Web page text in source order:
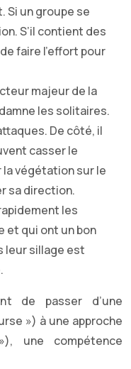
Si un groupe se
S’il contient des
faire l’effort pour
majeur de la
les solitaires.
De côté, il
casser le
la végétation sur le
sa direction.
les
et qui ont un bon
leur sillage est
de passer d’une
») à une approche
une compétence